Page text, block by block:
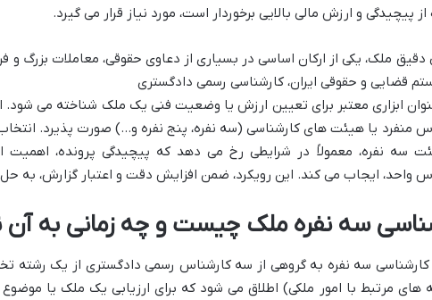
از پیچیدگی و ارزش مالی بالایی برخوردار است، مورد نیاز قرار می گیرد.
دقیق ملک، یکی از ارکان اساسی در بسیاری از دعاوی حقوقی، معاملات بزرگ
قضایی و حقوقی ایران، کارشناسی رسمی دادگستری
ابزاری معتبر برای تعیین ارزش یا وضعیت فنی یک ملک شناخته می شود.
منفرد یا هیئت های کارشناسی (سه نفره، پنج نفره و…) صورت پذیرد.
سه نفره، معمولاً در شرایطی رخ می دهد که پیچیدگی پرونده، اهمیت
واحد، ایجاب می کند. این رویکرد، ضمن افزایش دقت و اعتبار گزارش، به
سه نفره ملک چیست و چه زمانی به آن
سه نفره به گروهی از سه کارشناس رسمی دادگستری از یک رشته
های مرتبط با امور ملکی) اطلاق می شود که برای ارزیابی یک ملک یا